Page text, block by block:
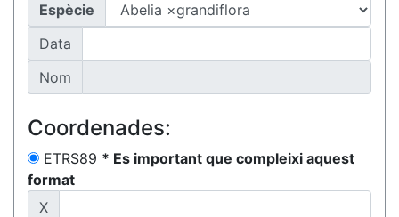
Espècie
Data
Nom
Coordenades:
ETRS89 * Es important que compleixi aquest
format
X